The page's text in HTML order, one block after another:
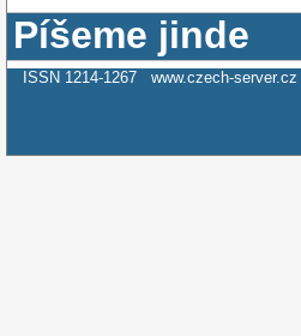
Píšeme jinde
ISSN 1214-1267 www.czech-server.cz